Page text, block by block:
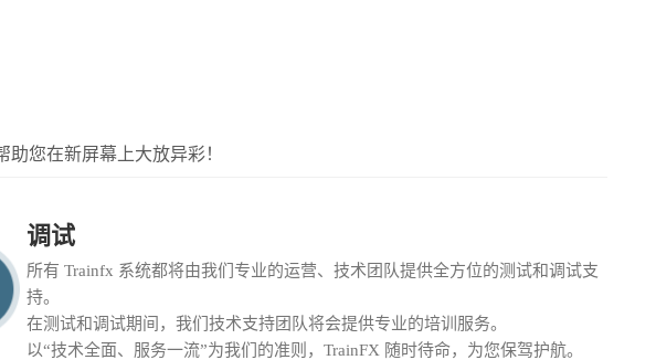
您在新屏幕上大放异彩！
调试
所有 Trainfx 系统都将由我们专业的运营、技术团队提供全方位的测试和调试支
持。
在测试和调试期间，我们技术支持团队将会提供专业的培训服务。
以“技术全面、服务一流”为我们的准则，TrainFX 随时待命，为您保驾护航。